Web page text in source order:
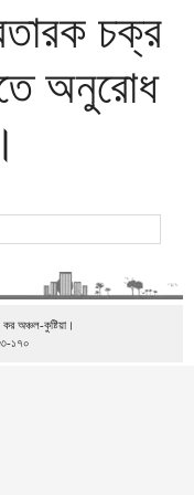
চক্র
অনুরোধ
কর অঞ্চল-কুষ্টিয়া।
১৭০